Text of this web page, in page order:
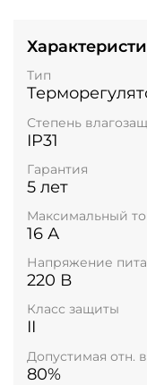
Тип
Степень
IP31
Гарантия
5 лет
Максимальный
16 А
Напряжение
220 В
Класс защиты
II
Допустимая отн.
80%